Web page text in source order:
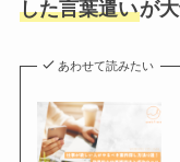
した言葉遣いが大
あわせて読みたい